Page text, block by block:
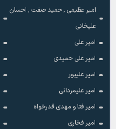
امیر عظیمی , حمید صفت , احسان
علیخانی
امیر علی
امیر علی حمیدی
امیر علیپور
امیر علیمردانی
امیر فتا و مهدی قدرخواه
امیر فخاری